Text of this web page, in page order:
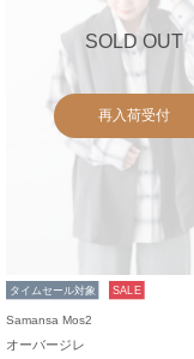
SOLD OUT
再入荷受付
タイムセール対象 SALE
Samansa Mos2
オーバージレ